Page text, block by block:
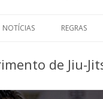
NOTÍCIAS REGRAS
de Jiu-